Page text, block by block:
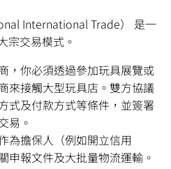
International Trade） 是一
宗交易模式。
，你必須透過參加玩具展覽或
來接觸大型玩具店。雙方協議
式及付款方式等條件，並簽署
易。
為擔保人（例如開立信用
申報文件及大批量物流運輸。